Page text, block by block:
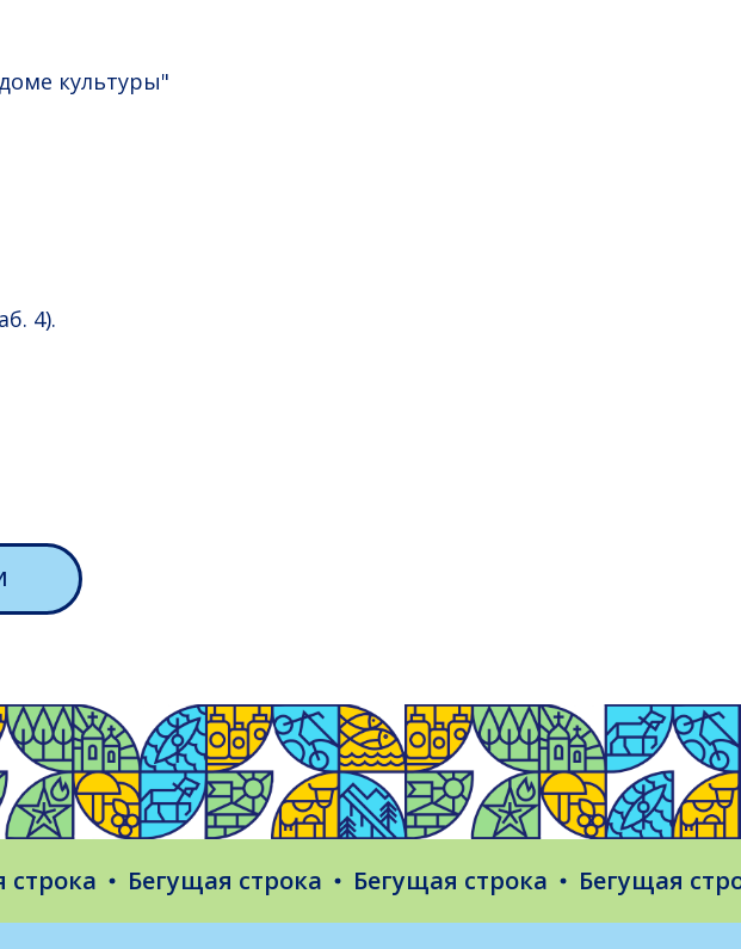
культуры"
4).
Бегущая строка Бегущая строка Бегущая строка